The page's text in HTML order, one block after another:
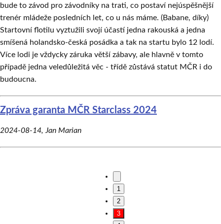
bude to závod pro závodníky na trati, co postaví nejúspěšnější
trenér mládeže posledních let, co u nás máme. (Babane, díky)
Startovní flotilu vyztužili svojí účastí jedna rakouská a jedna
smíšená holandsko-česká posádka a tak na startu bylo 12 lodí.
Více lodi je vždycky záruka větší zábavy, ale hlavně v tomto
případě jedna veledůležitá věc - třídě zůstává statut MČR i do
budoucna.
Zpráva garanta MČR Starclass 2024
2024-08-14, Jan Marian
1
2
3